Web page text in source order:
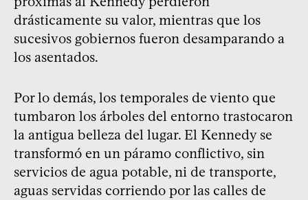
drásticamente su valor, mientras que los
sucesivos gobiernos fueron desamparando a
los asentados.
Por lo demás, los temporales de viento que
tumbaron los árboles del entorno trastocaron
la antigua belleza del lugar. El Kennedy se
transformó en un páramo conflictivo, sin
servicios de agua potable, ni de transporte,
aguas servidas corriendo por las calles de